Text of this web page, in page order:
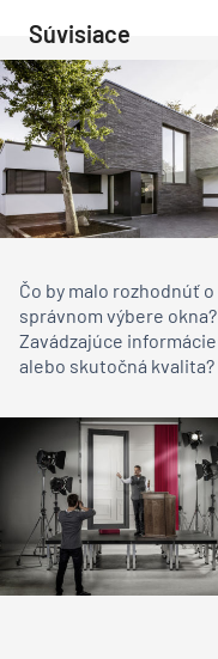
Súvisiace
Čo by malo rozhodnúť o
správnom výbere okna?
Zavádzajúce informácie
alebo skutočná kvalita?